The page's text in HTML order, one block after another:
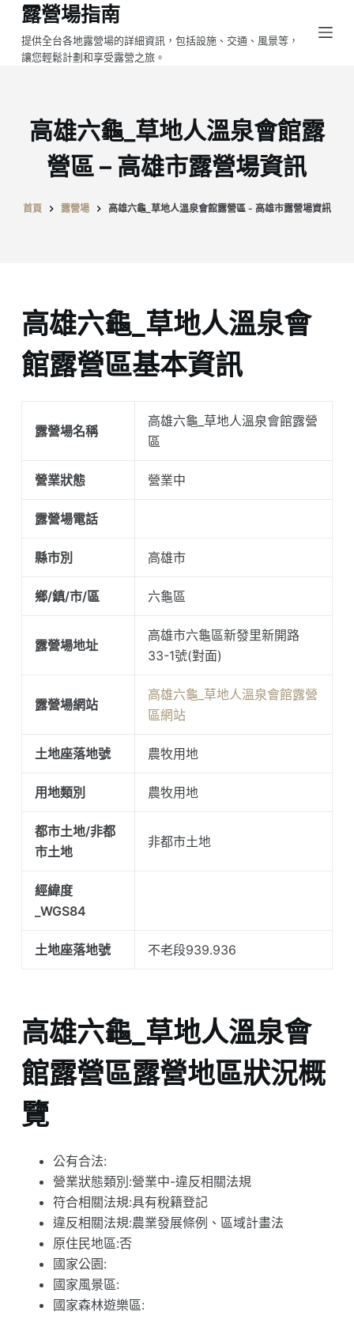
跳
至
主
露營場指南
提供全台各地露營場的詳細資訊，包括設施、交通、風景等，
讓您輕鬆計劃和享受露營之旅。
高雄六龜_草地人溫泉會館露
營區 – 高雄市露營場資訊
首頁 露營場 高雄六龜_草地人溫泉會館露營區 - 高雄市露營場資訊
高雄六龜_草地人溫泉會
館露營區基本資訊
露營場名稱
高雄六龜_草地人溫泉會館露營
區
營業狀態 營業中
露營場電話
縣市別 高雄市
鄉/鎮/市/區 六龜區
露營場地址
高雄市六龜區新發里新開路
33-1號(對面)
露營場網站
高雄六龜_草地人溫泉會館露營
區網站
土地座落地號 農牧用地
用地類別 農牧用地
都市土地/非都
市土地
非都市土地
經緯度
_WGS84
土地座落地號 不老段939.936
高雄六龜_草地人溫泉會
館露營區露營地區狀況概
覽
公有合法:
營業狀態類別:營業中-違反相關法規
符合相關法規:具有稅籍登記
違反相關法規:農業發展條例、區域計畫法
原住民地區:否
國家公園:
國家風景區:
國家森林遊樂區: